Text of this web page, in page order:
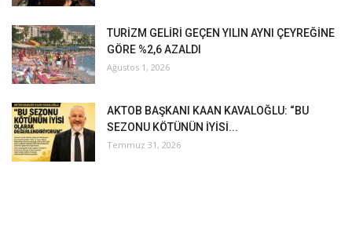
TURİZM GELİRİ GEÇEN YILIN AYNI ÇEYREĞİNE
GÖRE %2,6 AZALDI
Ağustos 1, 2026
AKTOB BAŞKANI KAAN KAVALOĞLU: “BU
SEZONU KÖTÜNÜN İYİSİ...
Temmuz 31, 2026